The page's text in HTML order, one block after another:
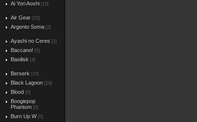
Ai Yori Aoshi [10]
Air Gear [22]
Argento Soma [2]
Ayashi no Ceres [2]
Baccano! [5]
Basilisk [4]
Berserk [15]
Black Lagoon [29]
Blood [0]
Boogiepop
Phantom [0]
Burn Up W [0]